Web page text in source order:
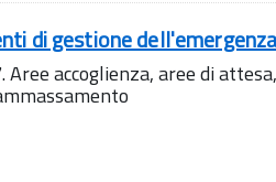
di gestione
accoglienza, aree di attesa,